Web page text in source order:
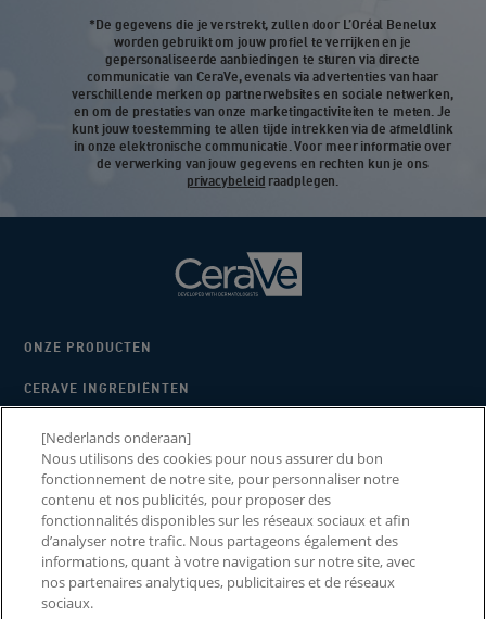
*De gegevens die je verstrekt, zullen door L’Oréal Benelux
worden gebruikt om jouw profiel te verrijken en je
gepersonaliseerde aanbiedingen te sturen via directe
communicatie van CeraVe, evenals via advertenties van haar
verschillende merken op partnerwebsites en sociale netwerken,
en om de prestaties van onze marketingactiviteiten te meten. Je
kunt jouw toestemming te allen tijde intrekken via de afmeldlink
in onze elektronische communicatie. Voor meer informatie over
de verwerking van jouw gegevens en rechten kun je ons
privacybeleid raadplegen.
ONZE PRODUCTEN
CERAVE INGREDIËNTEN
WAAROM CERAVE
2026 CERAWARDS
NEEM CONTACT MET ONS
OP
LANDEN EN REGIO'S
[Nederlands onderaan]
Nous utilisons des cookies pour nous assurer du bon
fonctionnement de notre site, pour personnaliser notre
contenu et nos publicités, pour proposer des
fonctionnalités disponibles sur les réseaux sociaux et afin
d’analyser notre trafic. Nous partageons également des
informations, quant à votre navigation sur notre site, avec
nos partenaires analytiques, publicitaires et de réseaux
sociaux.